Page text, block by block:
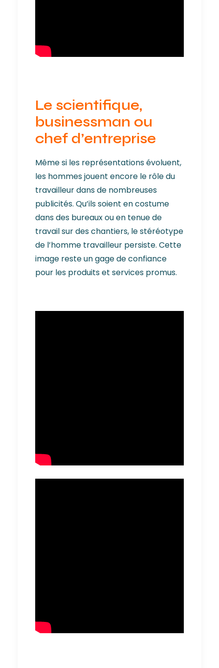
Le scientifique,
businessman ou
chef d’entreprise
Même si les représentations évoluent,
les hommes jouent encore le rôle du
travailleur dans de nombreuses
publicités. Qu’ils soient en costume
dans des bureaux ou en tenue de
travail sur des chantiers, le stéréotype
de l’homme travailleur persiste. Cette
image reste un gage de confiance
pour les produits et services promus.